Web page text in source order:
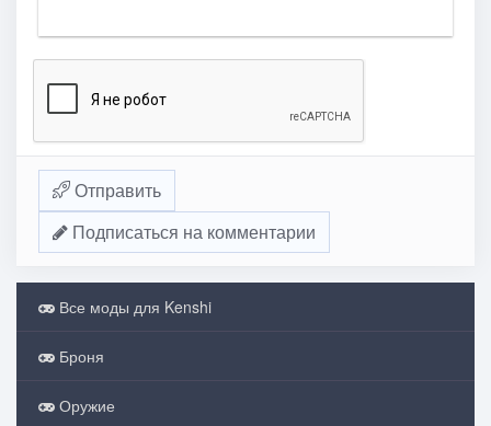
Отправить
Подписаться на комментарии
Все моды для Kenshi
Броня
Оружие